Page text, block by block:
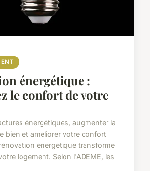
énergétique :
le confort de votre
énergétiques, augmenter la
bien et améliorer votre confort
énergétique transforme
logement. Selon l'ADEME, les